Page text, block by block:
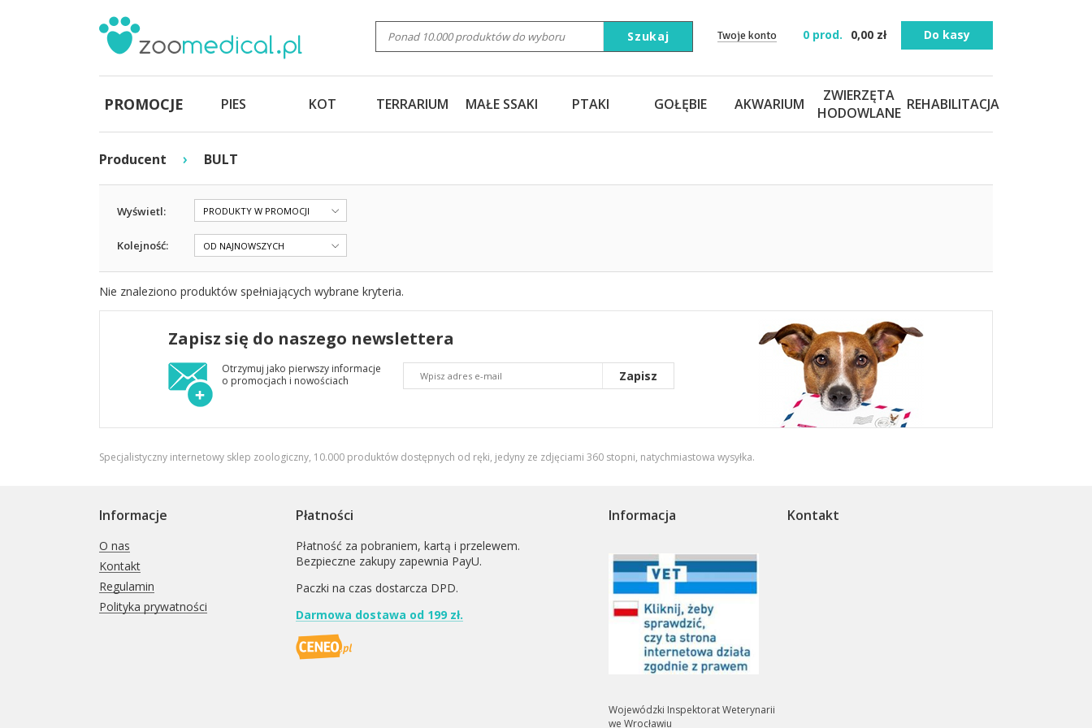
Twoje konto 0 prod. 0,00 zł Do kasy
Szukaj
PROMOCJE PIES KOT TERRARIUM MAŁE SSAKI PTAKI GOŁĘBIE AKWARIUM
ZWIERZĘTA
HODOWLANE REHABILITACJA
Producent › BULT
Wyświetl: PRODUKTY W PROMOCJI
Kolejność: OD NAJNOWSZYCH
Nie znaleziono produktów spełniających wybrane kryteria.
Zapisz się do naszego newslettera
Otrzymuj jako pierwszy informacje
o promocjach i nowościach
Zapisz
Specjalistyczny internetowy sklep zoologiczny, 10.000 produktów dostępnych od ręki, jedyny ze zdjęciami 360 stopni, natychmiastowa wysyłka.
Informacje
O nas
Kontakt
Regulamin
Polityka prywatności
Płatności
Płatność za pobraniem, kartą i przelewem.
Bezpieczne zakupy zapewnia PayU.
Paczki na czas dostarcza DPD.
Darmowa dostawa od 199 zł.
Informacja
Wojewódzki Inspektorat Weterynarii
we Wrocławiu
Kontakt